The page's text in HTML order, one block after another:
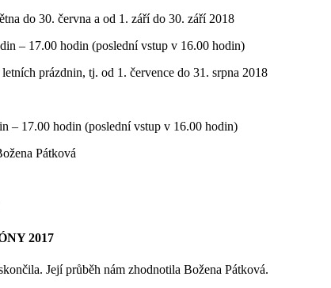
do 30. června a od 1. září do 30. září 2018
– 17.00 hodin (poslední vstup v 16.00 hodin)
prázdnin, tj. od 1. července do 31. srpna 2018
– 17.00 hodin (poslední vstup v 16.00 hodin)
Pátková
2017
Její průběh nám zhodnotila Božena Pátková.